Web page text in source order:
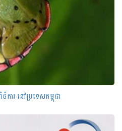
ការ នៅប្រទេសកម្ពុជា